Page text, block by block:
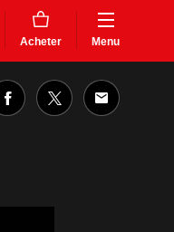
Acheter Menu